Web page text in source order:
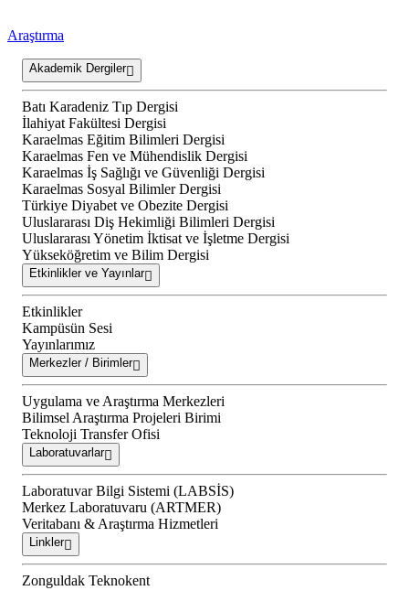
Araştırma
Akademik Dergiler
Batı Karadeniz Tıp Dergisi
İlahiyat Fakültesi Dergisi
Karaelmas Eğitim Bilimleri Dergisi
Karaelmas Fen ve Mühendislik Dergisi
Karaelmas İş Sağlığı ve Güvenliği Dergisi
Karaelmas Sosyal Bilimler Dergisi
Türkiye Diyabet ve Obezite Dergisi
Uluslararası Diş Hekimliği Bilimleri Dergisi
Uluslararası Yönetim İktisat ve İşletme Dergisi
Yükseköğretim ve Bilim Dergisi
Etkinlikler ve Yayınlar
Etkinlikler
Kampüsün Sesi
Yayınlarımız
Merkezler / Birimler
Uygulama ve Araştırma Merkezleri
Bilimsel Araştırma Projeleri Birimi
Teknoloji Transfer Ofisi
Laboratuvarlar
Laboratuvar Bilgi Sistemi (LABSİS)
Merkez Laboratuvaru (ARTMER)
Veritabanı & Araştırma Hizmetleri
Linkler
Zonguldak Teknokent